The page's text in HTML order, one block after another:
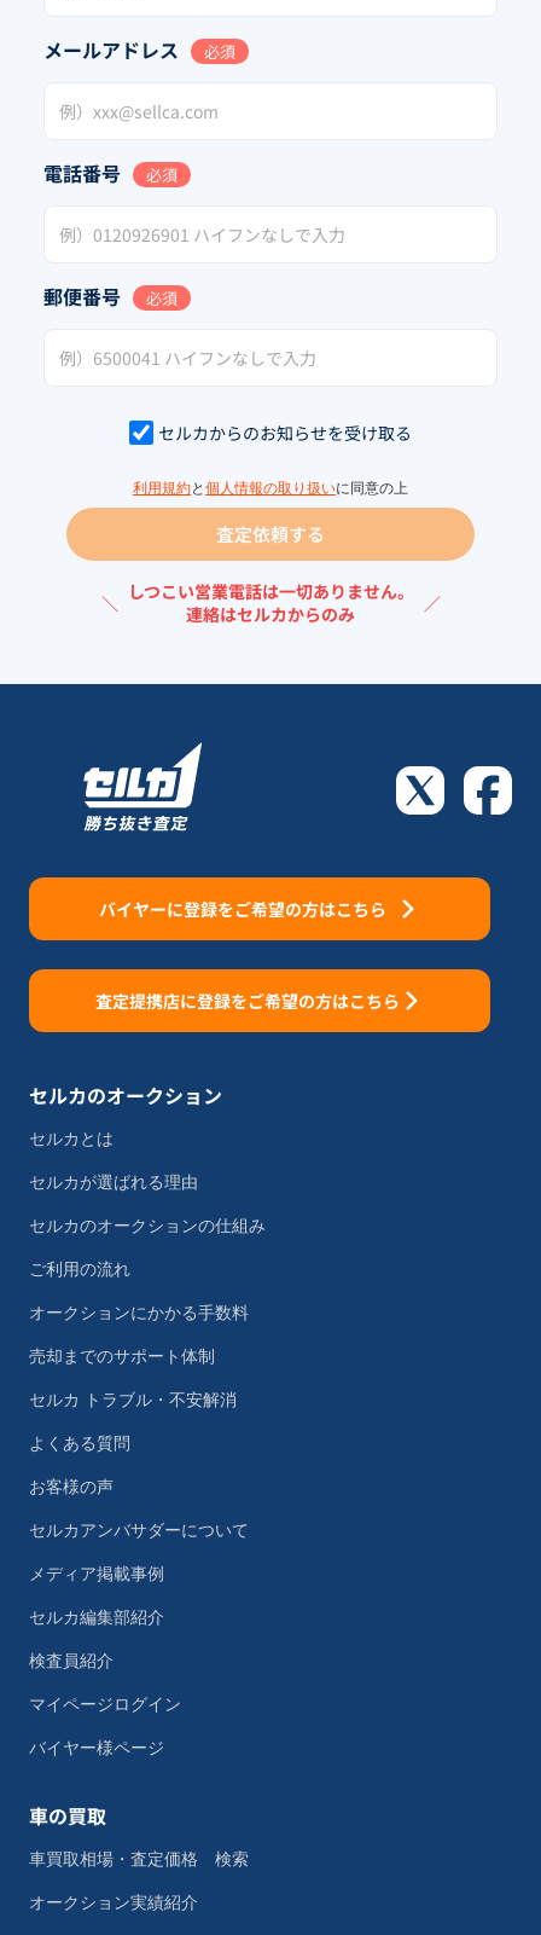
メールアドレス 必須
電話番号 必須
郵便番号 必須
セルカからのお知らせを受け取る
利用規約と 個人情報の取り扱いに同意の上
査定依頼する
＼
しつこい営業電話は一切ありません。
連絡はセルカからのみ
／
バイヤーに登録をご希望の方はこちら
査定提携店に登録をご希望の方はこちら
セルカのオークション
セルカとは
セルカが選ばれる理由
セルカのオークションの仕組み
ご利用の流れ
オークションにかかる手数料
売却までのサポート体制
セルカ トラブル・不安解消
よくある質問
お客様の声
セルカアンバサダーについて
メディア掲載事例
セルカ編集部紹介
検査員紹介
マイページログイン
バイヤー様ページ
車の買取
車買取相場・査定価格 検索
オークション実績紹介